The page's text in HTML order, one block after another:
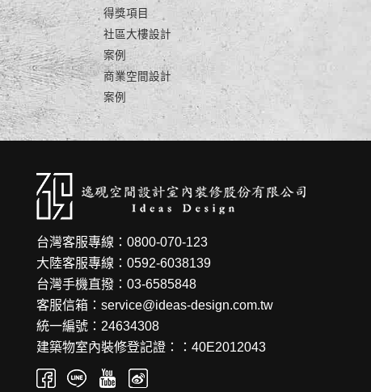
得獎項目
社區大樓設計
案例
商業空間設計
案例
台灣客服專線：0800-070-123
大陸客服專線：0592-6038139
台灣手機直撥：03-6585848
客服信箱：service@ideas-design.com.tw
統一編號：24634308
建築物室內裝修登記證：：40E2012043